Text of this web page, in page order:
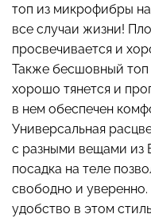
топ из микрофибры
все случаи жизни!
просвечивается и
Также бесшовный
хорошо тянется и
в нем обеспечен
Универсальная
с разными вещами из
посадка на теле
свободно и
удобство в этом
Топ на бретелях в
CAMI TOP RIB white
(белый) Giulia
299 грн.
499 грн.